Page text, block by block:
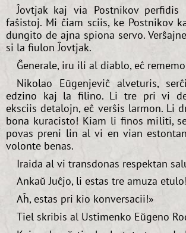
Ĵovtjak kaj via Postnikov
faŝistoj. Mi ĉiam sciis, ke Postnikov
dungito de ajna spiona servo.
si la fiulon Ĵovtjak.
Ĝenerale, iru ili al diablo, eĉ
Nikolao Eŭgenjeviĉ alveturis,
edzino kaj la filino. Li tre pri vi
eksciis detalojn, eĉ verŝis larmon. Li
bona kuracisto! Kiam li finos militi,
povas preni lin al vi en vian
volonte benas.
Iraida al vi transdonas respektan
Ankaŭ Juĉjo, li estas tre amuza etulo!
Aĥ, estas pri kio konversacii!»
Tiel skribis al Ustimenko Eŭgeno